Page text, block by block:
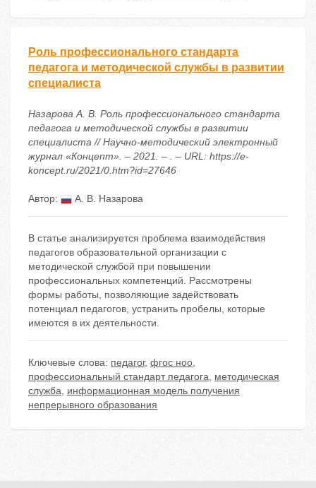
Роль профессионального стандарта
педагога и методической службы в развитии
специалиста
Назарова А. В. Роль профессионального стандарта
педагога и методической службы в развитии
специалиста // Научно-методический электронный
журнал «Концепт». – 2021. – . – URL: https://e-
koncept.ru/2021/0.htm?id=27646
Автор: А. В. Назарова
В статье анализируется проблема взаимодействия
педагогов образовательной организации с
методической службой при повышении
профессиональных компетенций. Рассмотрены
формы работы, позволяющие задействовать
потенциал педагогов, устранить пробелы, которые
имеются в их деятельности.
Ключевые слова: педагог, фгос ноо,
профессиональный стандарт педагога, методическая
служба, информационная модель получения
непрерывного образования